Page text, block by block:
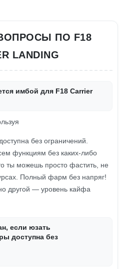
ПО F18
LANDING
имбой для F18 Carrier
без ограничений.
функциям без каких-либо
ты можешь просто фастить, не
Полный фарм без напряг!
другой — уровень кайфа
если юзать
доступна без